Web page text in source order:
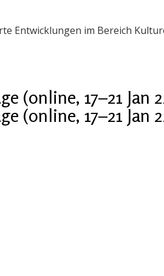
im Bereich
(online, 17–21 Jan
(online, 17–21 Jan